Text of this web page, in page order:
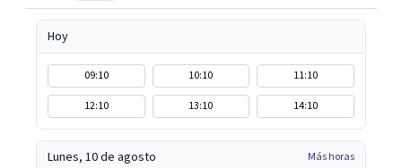
Hoy
09:10 10:10
11:10
12:10
13:10 14:10
Lunes, 10 de agosto Más horas